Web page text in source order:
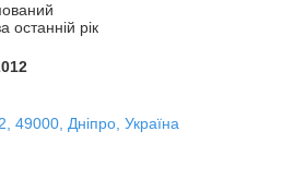
останній рік
49000, Дніпро, Україна